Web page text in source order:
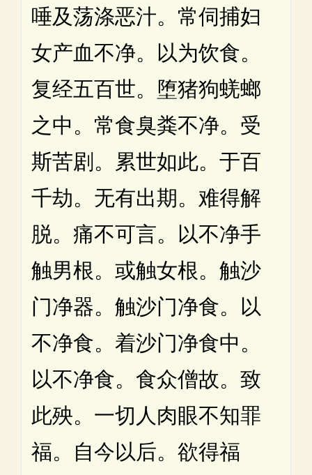
唾及荡涤恶汁。常伺捕妇
女产血不净。以为饮食。
复经五百世。堕猪狗蜣螂
之中。常食臭粪不净。受
斯苦剧。累世如此。于百
千劫。无有出期。难得解
脱。痛不可言。以不净手
触男根。或触女根。触沙
门净器。触沙门净食。以
不净食。着沙门净食中。
以不净食。食众僧故。致
此殃。一切人肉眼不知罪
福。自今以后。欲得福